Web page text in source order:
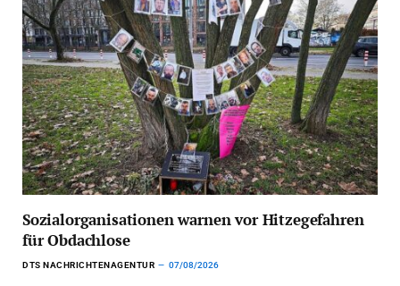
Sozialorganisationen warnen vor Hitzegefahren
für Obdachlose
DTS NACHRICHTENAGENTUR 07/08/2026